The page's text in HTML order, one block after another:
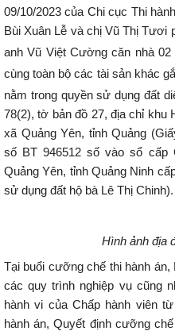
09/10/2023 của Chi cục Thi
Bùi Xuân Lễ và chị Vũ Thị Tươi
anh Vũ Việt Cường căn nhà
cùng toàn bộ các tài sản khác
nằm trong quyền sử dụng đất
78(2), tờ bản đồ 27, địa chỉ khu
xã Quảng Yên, tỉnh Quảng
số BT 946512 số vào sổ cấp
Quảng Yên, tỉnh Quảng Ninh
sử dụng đất hộ bà Lê Thị Chinh).
Hình ảnh địa
Tại buổi cưỡng chế thi hành
các quy trình nghiệp vụ cũng
hành vi của Chấp hành viên
hành án, Quyết định cưỡng